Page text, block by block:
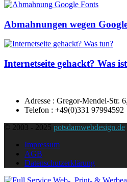
Abmahnungen wegen
Internetseite gehackt? Was
Adresse : Gregor-Mendel-Str.
Telefon : +49(0)331 97994592
© 2003 - 2025 potsdamwebdesign.de
Impressum
AGB
Datenschutzerklärung